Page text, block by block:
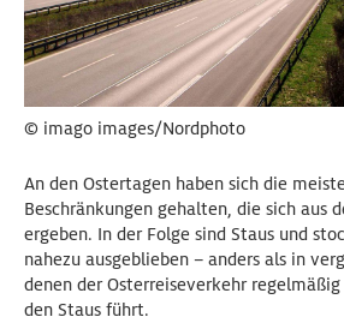
© imago images/Nordphoto
An den Ostertagen haben sich die
Beschränkungen gehalten, die sich aus
ergeben. In der Folge sind Staus und
nahezu ausgeblieben – anders als in
denen der Osterreiseverkehr
den Staus führt.